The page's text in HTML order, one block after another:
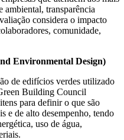
ambiental, transparência
considera o impacto
comunidade,
Environmental Design)
de edifícios verdes utilizado
Building Council
para definir o que são
e de alto desempenho, tendo
uso de água,